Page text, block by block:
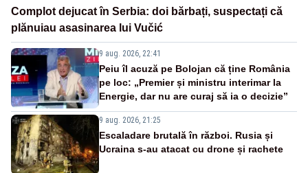
Complot dejucat în Serbia: doi bărbați, suspectați că
plănuiau asasinarea lui Vučić
9 aug. 2026, 22:41
Peiu îl acuză pe Bolojan că ține România
pe loc: „Premier și ministru interimar la
Energie, dar nu are curaj să ia o decizie”
9 aug. 2026, 21:25
Escaladare brutală în război. Rusia și
Ucraina s-au atacat cu drone și rachete